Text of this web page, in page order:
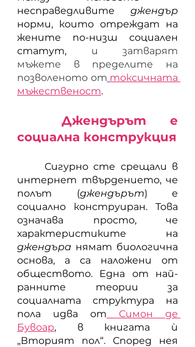
несправедливите
норми, които отреждат на
жените по-низш социален
статут, и затварят
мъжете в пределите на
позволеното от токсичната
мъжественост.
социална конструкция
интернет твърдението, че
полът (джендърът) е
социално конструиран. Това
означава просто, че
джендъра нямат биологична
основа, а са наложени от
обществото. Една от най-
ранните теории за
социалната структура на
пола идва от Симон де
Бувоар, в книгата ѝ
„Вторият пол“. Според нея